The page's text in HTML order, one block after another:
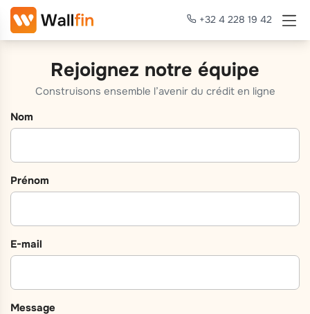
+32 4 228 19 42
Rejoignez notre équipe
Construisons ensemble l’avenir du crédit en ligne
Nom
Prénom
E-mail
Message